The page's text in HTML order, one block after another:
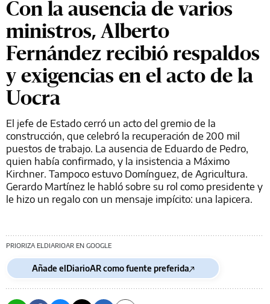
Con la ausencia de varios
ministros, Alberto
Fernández recibió respaldos
y exigencias en el acto de la
Uocra
El jefe de Estado cerró un acto del gremio de la
construcción, que celebró la recuperación de 200 mil
puestos de trabajo. La ausencia de Eduardo de Pedro,
quien había confirmado, y la insistencia a Máximo
Kirchner. Tampoco estuvo Domínguez, de Agricultura.
Gerardo Martínez le habló sobre su rol como presidente y
le hizo un regalo con un mensaje impícito: una lapicera.
PRIORIZA ELDIARIOAR EN GOOGLE
Añade elDiarioAR como fuente preferida